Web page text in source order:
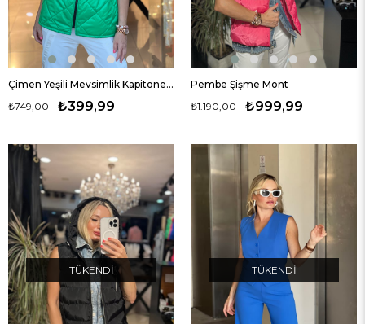
Çimen Yeşili Mevsimlik Kapitone Yelek
₺399,99
₺749,00
Pembe Şişme Mont
₺999,99
₺1.190,00
TÜKENDI TÜKENDI